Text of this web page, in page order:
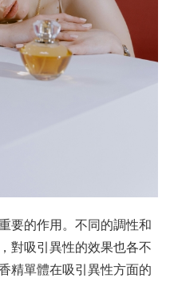
要的作用。不同的調性和
對吸引異性的效果也各不
精單體在吸引異性方面的